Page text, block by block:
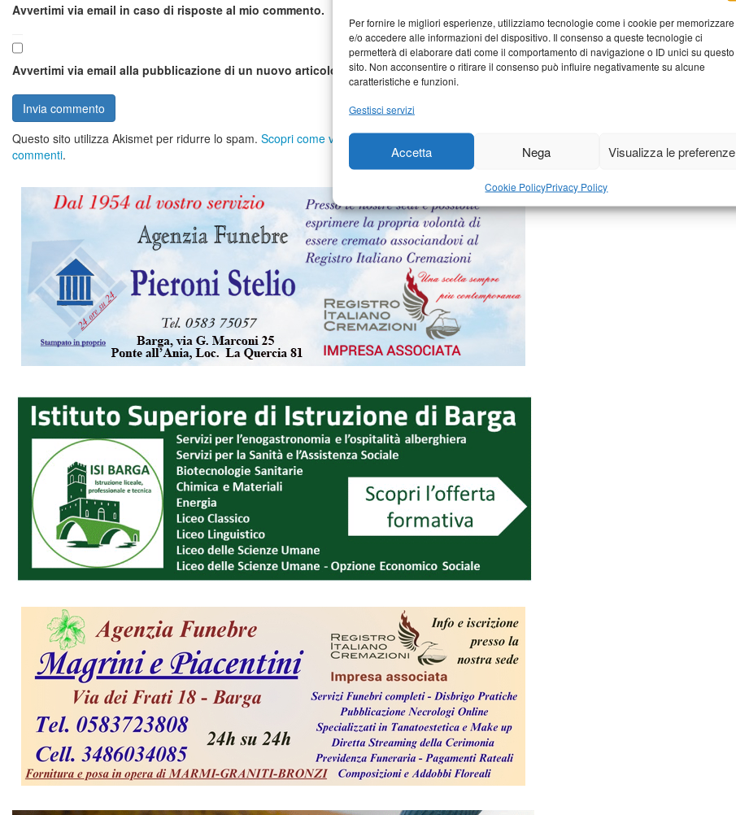
Per fornire le migliori esperienze, utilizziamo tecnologie come i cookie per memorizzare
e/o accedere alle informazioni del dispositivo. Il consenso a queste tecnologie ci
permetterà di elaborare dati come il comportamento di navigazione o ID unici su questo
sito. Non acconsentire o ritirare il consenso può influire negativamente su alcune
caratteristiche e funzioni.
Gestisci servizi
Accetta Nega Visualizza le preferenze
Cookie PolicyPrivacy Policy
Avvertimi via email in caso di risposte al mio commento.
Avvertimi via email alla pubblicazione di un nuovo articolo.
Questo sito utilizza Akismet per ridurre lo spam. Scopri come vengono elaborati i dati derivati dai
commenti.